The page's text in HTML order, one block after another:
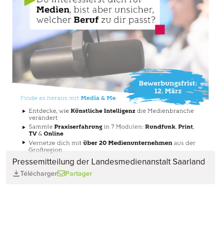
Pressemitteilung der Landesmedienanstalt Saarland
Télécharger Partager